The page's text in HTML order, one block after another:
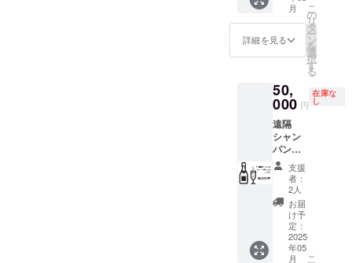
お伺い
させて
頂きま
からで
もご支
援頂け
ます。
「※20歳
未満の
者によ
る飲酒
は法令
で禁止
されて
いま
す。飲
酒に関
グで支
援をし
た旨を
・有効
期間：
2025年
5月オー
プン
日〜
2026年
5月31日
までの1
年間
【ボト
ルキー
プ権】
～grenn
・クラ
ウド
ファン
細情報
をメー
ルにて
ご案内
しま
す。 ・
オリジ
ナル
ピック
付 ・ご
支援時
には
メール
アドレ
持ちを
込め
て、お
礼の動
画と共
セージ
をお送
りしま
す。
オープ
ン後、
店舗に
お越し
いただ
いて一
緒に乾
杯する
のも
OK。
月
詳細を見る
こ
の
リ
タ
ー
ン
を
選
択
す
る
50,
000 円
在庫な
し
遠隔
シャン
パン
（ド
ン・ペ
リニヨ
ン）
【お
礼の
メッ
セー
支援
者：
2人
お届
け予
定：
2025
年05
月
こ